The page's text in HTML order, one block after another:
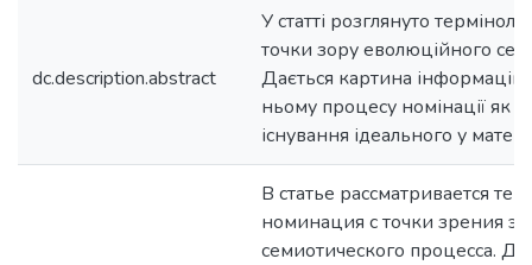
dc.description.abstract
У статті розглянуто
точки зору еволюційного
Дається картина
ньому процесу номінації як
існування ідеального у
В статье рассматривается
номинация с точки зрения
семиотического процесса.